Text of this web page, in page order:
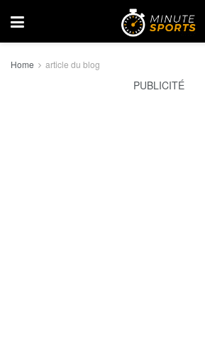
Home article du blog
PUBLICITÉ